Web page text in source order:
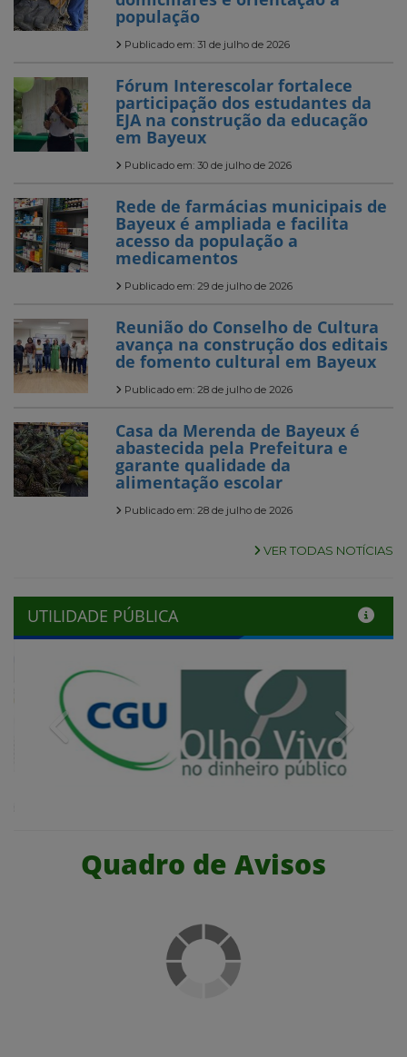
população
Publicado em: 31 de julho de 2026
Fórum Interescolar fortalece
participação dos estudantes da
EJA na construção da educação
em Bayeux
Publicado em: 30 de julho de 2026
Rede de farmácias municipais de
Bayeux é ampliada e facilita
acesso da população a
medicamentos
Publicado em: 29 de julho de 2026
Reunião do Conselho de Cultura
avança na construção dos editais
de fomento cultural em Bayeux
Publicado em: 28 de julho de 2026
Casa da Merenda de Bayeux é
abastecida pela Prefeitura e
garante qualidade da
alimentação escolar
Publicado em: 28 de julho de 2026
VER TODAS NOTÍCIAS
UTILIDADE PÚBLICA
Previous
Quadro de Avisos